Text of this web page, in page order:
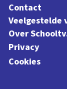
Contact
Veelgestelde
Over
Privacy
Cookies